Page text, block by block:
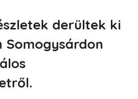
derültek ki
Somogysárdon